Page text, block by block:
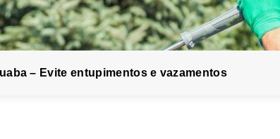
– Evite entupimentos e vazamentos